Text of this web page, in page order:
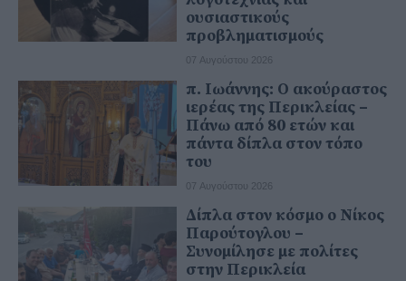
ουσιαστικούς
προβληματισμούς
07 Αυγούστου 2026
π. Ιωάννης: Ο ακούραστος
ιερέας της Περικλείας –
Πάνω από 80 ετών και
πάντα δίπλα στον τόπο
του
07 Αυγούστου 2026
Δίπλα στον κόσμο ο Νίκος
Παρούτογλου –
Συνομίλησε με πολίτες
στην Περικλεία